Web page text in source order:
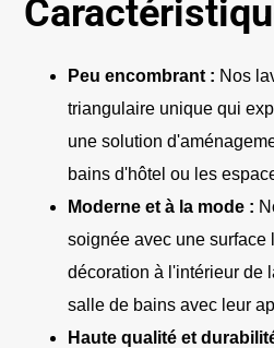
Peu encombrant : Nos
triangulaire unique qui
une solution
bains d'hôtel ou les
Moderne et à la mode :
soignée avec une surface
décoration à l'intérieur de
salle de bains avec leur
Haute qualité et